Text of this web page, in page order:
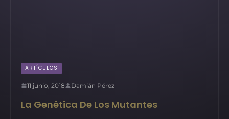
ARTÍCULOS
11 junio, 2018 Damián Pérez
La Genética De Los Mutantes